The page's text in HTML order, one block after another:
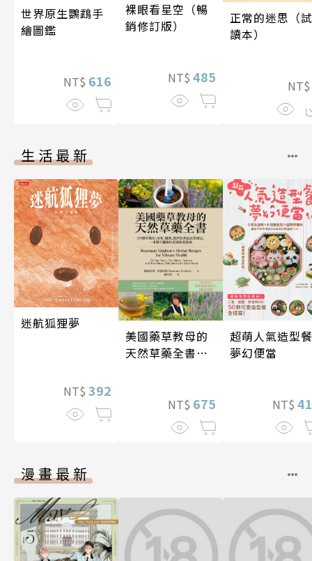
世界原生鸚鵡手
繪圖鑑
NT$ 616
裸眼看星空（暢
銷修訂版）
NT$ 485
正常的迷思（試
讀本）
NT$
生活最新
迷航狐狸夢
NT$ 392
美國藥草教母的
天然草藥全書
NT$ 675
超萌人氣造型
夢幻便當
NT$
漫畫最新